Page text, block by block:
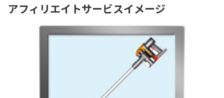
アフィリエイトサービスイメージ